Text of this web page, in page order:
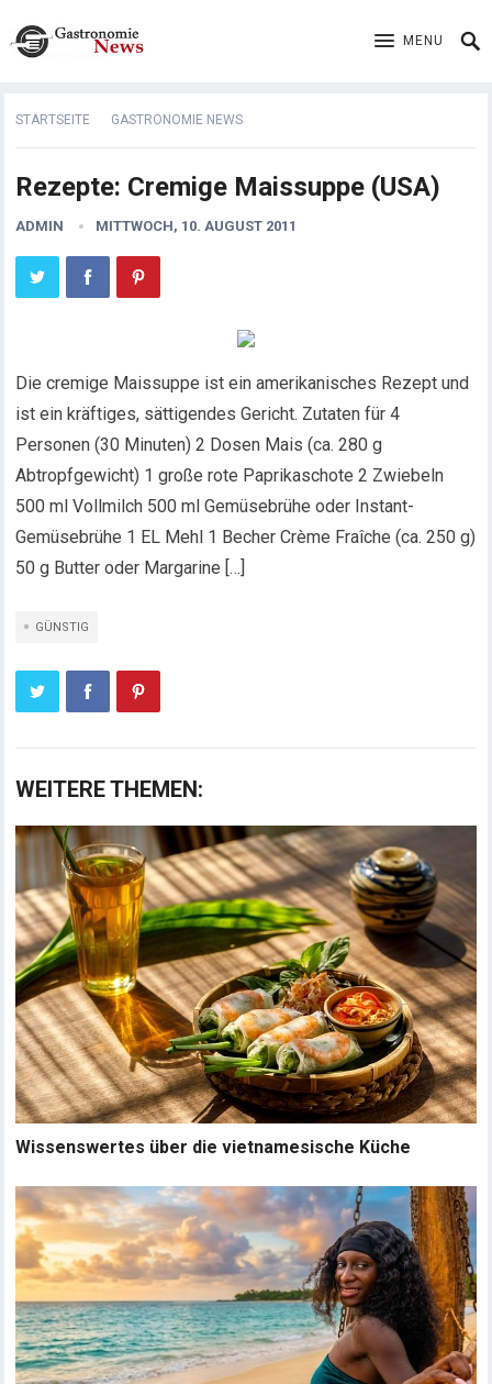
MENU
STARTSEITE GASTRONOMIE NEWS
Rezepte: Cremige Maissuppe (USA)
ADMIN MITTWOCH, 10. AUGUST 2011
Die cremige Maissuppe ist ein amerikanisches Rezept und
ist ein kräftiges, sättigendes Gericht. Zutaten für 4
Personen (30 Minuten) 2 Dosen Mais (ca. 280 g
Abtropfgewicht) 1 große rote Paprikaschote 2 Zwiebeln
500 ml Vollmilch 500 ml Gemüsebrühe oder Instant-
Gemüsebrühe 1 EL Mehl 1 Becher Crème Fraîche (ca. 250 g)
50 g Butter oder Margarine […]
GÜNSTIG
WEITERE THEMEN:
Wissenswertes über die vietnamesische Küche